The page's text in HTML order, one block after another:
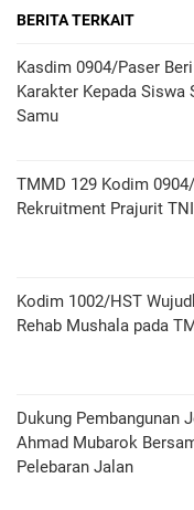
BERITA TERKAIT
Kasdim 0904/Paser
Karakter Kepada Siswa
Samu
TMMD 129 Kodim
Rekruitment Prajurit TNI
Kodim 1002/HST
Rehab Mushala pada
Dukung Pembangunan
Ahmad Mubarok
Pelebaran Jalan